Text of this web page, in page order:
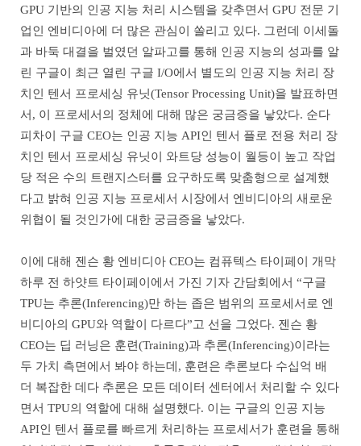
GPU 기반의 인공 지능 처리 시스템을 갖추면서 GPU 전문 기
업인 엔비디아에 더 많은 관심이 쏠리고 있다. 그런데 이세돌
과 바둑 대결을 벌였던 알파고를 통해 인공 지능의 성과를 알
린 구글이 최근 열린 구글 I/O에서 별도의 인공 지능 처리 장
치인 텐서 프로세싱 유닛(Tensor Processing Unit)을 발표하면
서, 이 프로세서의 정체에 대해 많은 궁금증을 낳았다. 순다
피차이 구글 CEO는 인공 지능 API인 텐서 플로 전용 처리 장
치인 텐서 프로세싱 유닛이 와트당 성능이 월등이 높고 작업
당 적은 수의 트랜지스터를 요구하도록 맞춤형으로 설계했
다고 밝혀 인공 지능 프로세서 시장에서 엔비디아의 새로운
위협이 될 것인가에 대한 궁금증을 낳았다.
이에 대해 젠슨 황 엔비디아 CEO는 컴퓨텍스 타이페이 개막
하루 전 하얏트 타이페이에서 가진 기자 간담회에서 “구글
TPU는 추론(Inferencing)만 하는 좁은 범위의 프로세서로 엔
비디아의 GPU와 역할이 다르다”고 선을 그었다. 젠슨 황
CEO는 딥 러닝은 훈련(Training)과 추론(Inferencing)이라는
두 가치 측면에서 봐야 하는데, 훈련은 추론보다 수십억 배
더 복잡한 데다 추론은 모든 데이터 센터에서 처리할 수 있다
면서 TPU의 역할에 대해 설명했다. 이는 구글의 인공 지능
API인 텐서 플로를 빠르게 처리하는 프로세서가 훈련을 통해